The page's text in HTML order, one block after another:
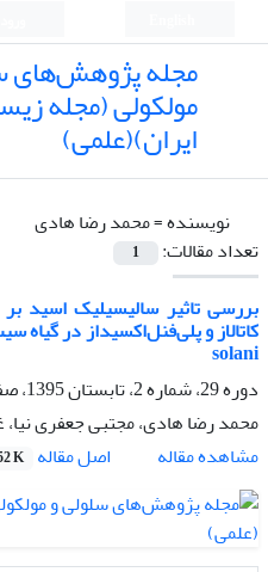
مجله پژوهش‌های
مولکولی (مجله
ایران)(علمی)
نویسنده =محمد رضا هادی
تعداد مقالات:
1
بررسی تاثیر سالیسیلیک اسید
solani
دوره 29، شماره 2، تابستان 1395، صفحه
محمد رضا هادی، مجتبی جعفری نیا،
مشاهده مقاله
اصل مقاله K